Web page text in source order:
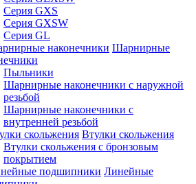
Серия GXS
Серия GXSW
Серия GL
Шарнирные
Пыльники
Шарнирные наконечники с наружной
резьбой
Шарнирные наконечники с
внутренней резьбой
Втулки скольжения
Втулки скольжения с бронзовым
покрытием
Линейные